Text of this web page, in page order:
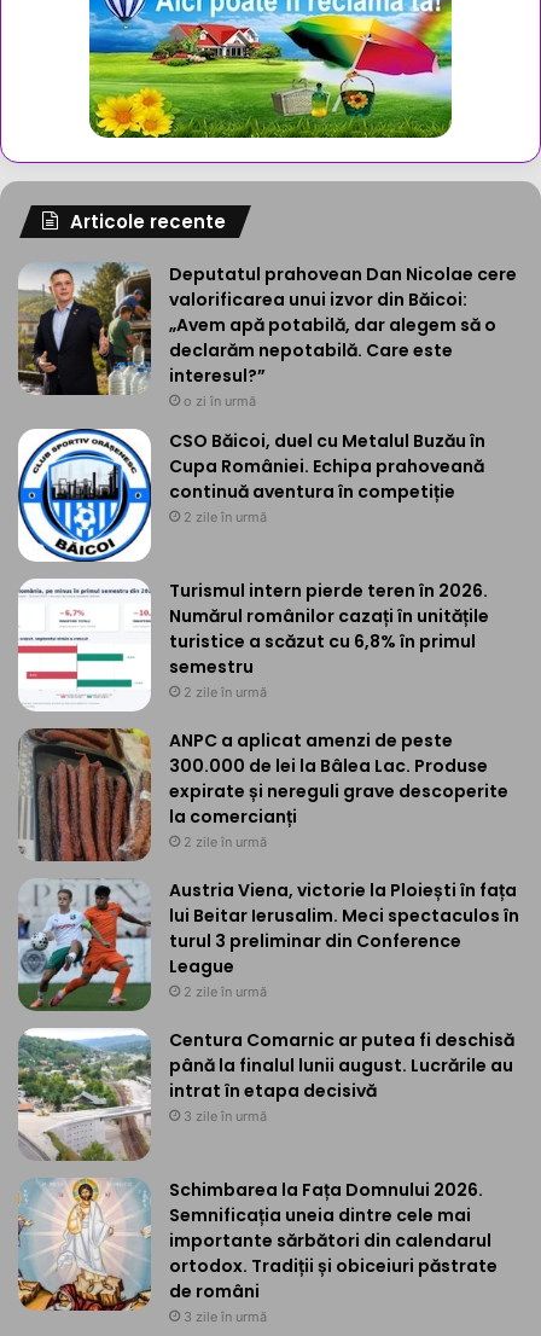
Articole recente
Deputatul prahovean Dan Nicolae cere
valorificarea unui izvor din Băicoi:
„Avem apă potabilă, dar alegem să o
declarăm nepotabilă. Care este
interesul?”
o zi în urmă
CSO Băicoi, duel cu Metalul Buzău în
Cupa României. Echipa prahoveană
continuă aventura în competiție
2 zile în urmă
Turismul intern pierde teren în 2026.
Numărul românilor cazați în unitățile
turistice a scăzut cu 6,8% în primul
semestru
2 zile în urmă
ANPC a aplicat amenzi de peste
300.000 de lei la Bâlea Lac. Produse
expirate și nereguli grave descoperite
la comercianți
2 zile în urmă
Austria Viena, victorie la Ploiești în fața
lui Beitar Ierusalim. Meci spectaculos în
turul 3 preliminar din Conference
League
2 zile în urmă
Centura Comarnic ar putea fi deschisă
până la finalul lunii august. Lucrările au
intrat în etapa decisivă
3 zile în urmă
Schimbarea la Fața Domnului 2026.
Semnificația uneia dintre cele mai
importante sărbători din calendarul
ortodox. Tradiții și obiceiuri păstrate
de români
3 zile în urmă